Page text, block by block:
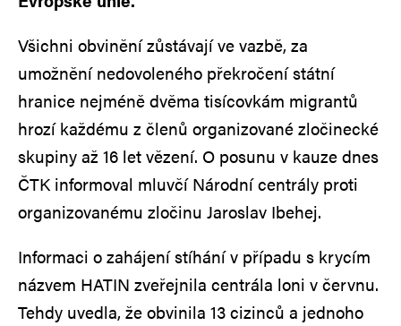
Všichni obvinění zůstávají ve vazbě, za
umožnění nedovoleného překročení státní
hranice nejméně dvěma tisícovkám migrantů
hrozí každému z členů organizované zločinecké
skupiny až 16 let vězení. O posunu v kauze dnes
ČTK informoval mluvčí Národní centrály proti
organizovanému zločinu Jaroslav Ibehej.
Informaci o zahájení stíhání v případu s krycím
názvem HATIN zveřejnila centrála loni v červnu.
Tehdy uvedla, že obvinila 13 cizinců a jednoho